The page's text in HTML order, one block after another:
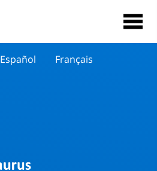
Español Français